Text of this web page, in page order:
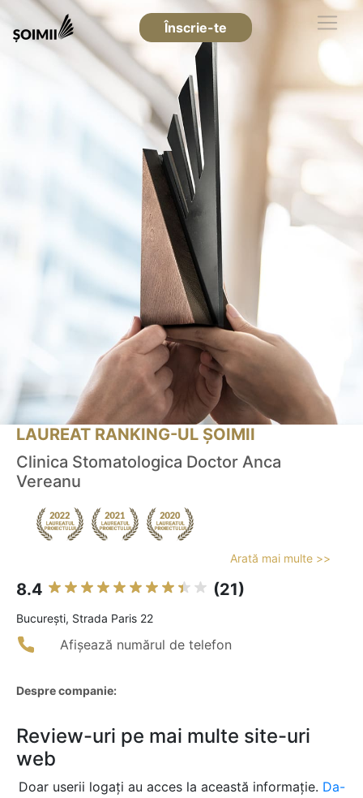
Înscrie-te
LAUREAT RANKING-UL ȘOIMII
Clinica Stomatologica Doctor Anca
Vereanu
Arată mai multe >>
8.4 (21)
Bucureşti, Strada Paris 22
Afișează numărul de telefon
Despre companie:
Review-uri pe mai multe site-uri
web
Doar userii logați au acces la această informație. Da-